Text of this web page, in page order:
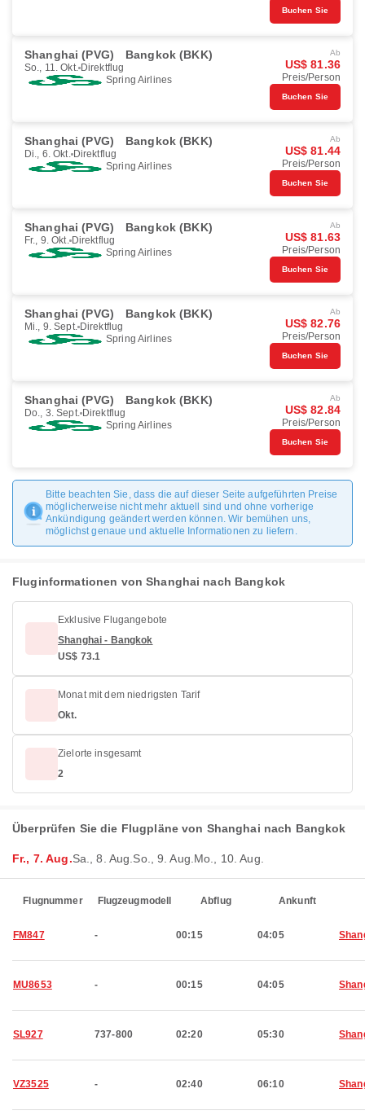
Buchen Sie
Shanghai (PVG) Bangkok (BKK)
So., 11. Okt. Direktflug
Spring Airlines
Ab
US$ 81.36
Preis/Person
Buchen Sie
Shanghai (PVG) Bangkok (BKK)
Di., 6. Okt. Direktflug
Spring Airlines
Ab
US$ 81.44
Preis/Person
Buchen Sie
Shanghai (PVG) Bangkok (BKK)
Fr., 9. Okt. Direktflug
Spring Airlines
Ab
US$ 81.63
Preis/Person
Buchen Sie
Shanghai (PVG) Bangkok (BKK)
Mi., 9. Sept. Direktflug
Spring Airlines
Ab
US$ 82.76
Preis/Person
Buchen Sie
Shanghai (PVG) Bangkok (BKK)
Do., 3. Sept. Direktflug
Spring Airlines
Ab
US$ 82.84
Preis/Person
Buchen Sie
Bitte beachten Sie, dass die auf dieser Seite aufgeführten Preise
möglicherweise nicht mehr aktuell sind und ohne vorherige
Ankündigung geändert werden können. Wir bemühen uns,
möglichst genaue und aktuelle Informationen zu liefern.
Fluginformationen von Shanghai nach Bangkok
Exklusive Flugangebote
Shanghai - Bangkok
US$ 73.1
Monat mit dem niedrigsten Tarif
Okt.
Zielorte insgesamt
2
Überprüfen Sie die Flugpläne von Shanghai nach Bangkok
Fr., 7. Aug.Sa., 8. Aug. So., 9. Aug. Mo., 10. Aug.
Flugnummer Flugzeugmodell Abflug Ankunft
FM847 - 00:15 04:05
MU8653 - 00:15 04:05
SL927 737-800 02:20 05:30
VZ3525 - 02:40 06:10